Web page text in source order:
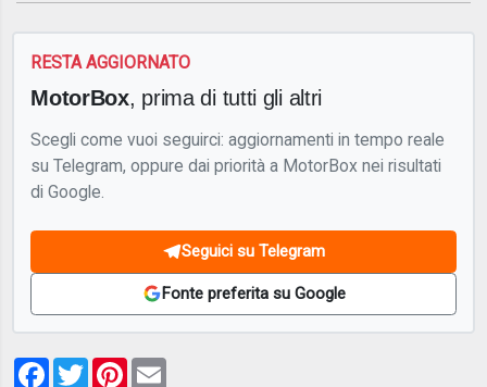
RESTA AGGIORNATO
MotorBox, prima di tutti gli altri
Scegli come vuoi seguirci: aggiornamenti in tempo reale
su Telegram, oppure dai priorità a MotorBox nei risultati
di Google.
Seguici su Telegram
Fonte preferita su Google
Facebook
TwitterPinterest